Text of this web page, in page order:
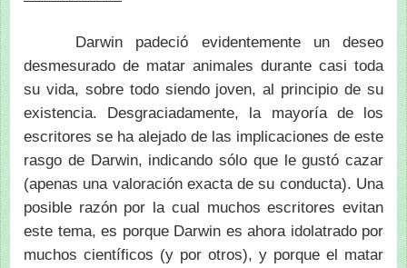
Darwin padeció evidentemente un deseo
desmesurado de matar animales durante casi toda
su vida, sobre todo siendo joven, al principio de su
existencia. Desgraciadamente, la mayoría de los
escritores se ha alejado de las implicaciones de este
rasgo de Darwin, indicando sólo que le gustó cazar
(apenas una valoración exacta de su conducta). Una
posible razón por la cual muchos escritores evitan
este tema, es porque Darwin es ahora idolatrado por
muchos científicos (y por otros), y porque el matar